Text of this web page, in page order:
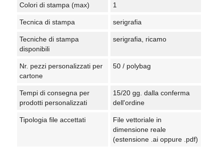
Colori di stampa (max) 1
Tecnica di stampa serigrafia
Tecniche di stampa
disponibili
serigrafia, ricamo
Nr. pezzi personalizzati per
cartone
50 / polybag
Tempi di consegna per
prodotti personalizzati
15/20 gg. dalla conferma
dell'ordine
Tipologia file accettati
File vettoriale in
dimensione reale
(estensione .ai oppure .pdf)